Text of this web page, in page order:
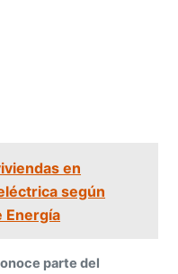
en
según
Energía
parte del